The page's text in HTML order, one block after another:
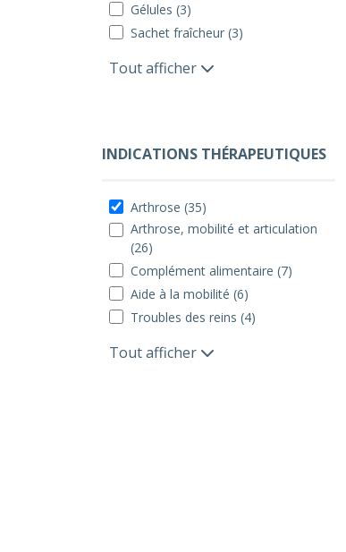
Gélules (3)
Sachet fraîcheur (3)
Tout afficher
INDICATIONS THÉRAPEUTIQUES
Arthrose (35)
Arthrose, mobilité et articulation
(26)
Complément alimentaire (7)
Aide à la mobilité (6)
Troubles des reins (4)
Tout afficher